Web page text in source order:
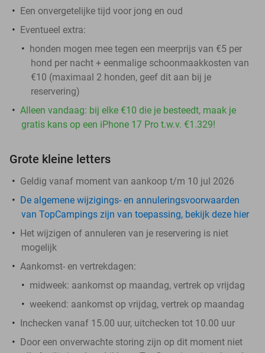
Een onvergetelijke tijd voor jong en oud
Eventueel extra:
honden mogen mee tegen een meerprijs van €5 per
hond per nacht + eenmalige schoonmaakkosten van
€10 (maximaal 2 honden, geef dit aan bij je
reservering)
Alleen vandaag: bij elke €10 die je besteedt, maak je
gratis kans op een iPhone 17 Pro t.w.v. €1.329!
Grote kleine letters
Geldig vanaf moment van aankoop t/m 10 jul 2026
De algemene wijzigings- en annuleringsvoorwaarden
van TopCampings zijn van toepassing, bekijk deze hier
Het wijzigen of annuleren van je reservering is niet
mogelijk
Aankomst- en vertrekdagen:
midweek: aankomst op maandag, vertrek op vrijdag
weekend: aankomst op vrijdag, vertrek op maandag
Inchecken vanaf 15.00 uur, uitchecken tot 10.00 uur
Door een onverwachte storing zijn op dit moment niet